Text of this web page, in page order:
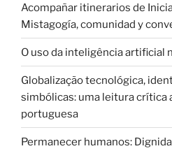
Acompañar itinerarios de
Mistagogía, comunidad y
O uso da inteligência artificial
Globalização tecnológica,
simbólicas: uma leitura crítica
portuguesa
Permanecer humanos: